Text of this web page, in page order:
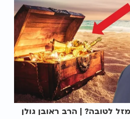
לטובה? | הרב ראובן גולן